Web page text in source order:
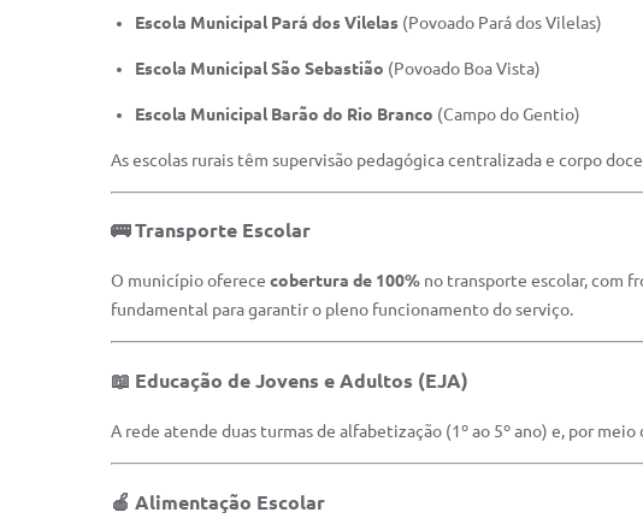
Escola Municipal Pará dos Vilelas (Povoado Pará dos Vilelas)
Escola Municipal São Sebastião (Povoado Boa Vista)
Escola Municipal Barão do Rio Branco (Campo do Gentio)
As escolas rurais têm supervisão pedagógica centralizada e corpo
🚌 Transporte Escolar
O município oferece cobertura de 100% no transporte escolar, com
fundamental para garantir o pleno funcionamento do serviço.
📖 Educação de Jovens e Adultos (EJA)
A rede atende duas turmas de alfabetização (1º ao 5º ano) e, por meio
🍎 Alimentação Escolar